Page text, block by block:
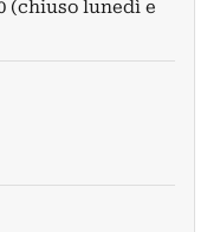
(chiuso lunedì e